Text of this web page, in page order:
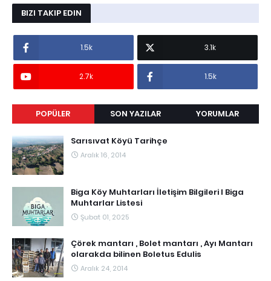
BIZI TAKIP EDIN
1.5k 3.1k
2.7k 1.5k
POPÜLER SON YAZILAR YORUMLAR
Sarısıvat Köyü Tarihçe
Aralık 16, 2014
Biga Köy Muhtarları İletişim Bilgileri I Biga
Muhtarlar Listesi
Şubat 01, 2025
Çörek mantarı , Bolet mantarı , Ayı Mantarı
olarakda bilinen Boletus Edulis
Aralık 24, 2014